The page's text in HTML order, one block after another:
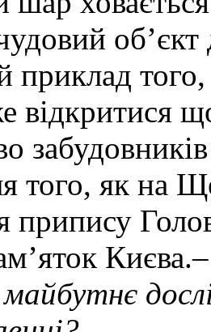
приклад
відкритися
того, як на
припису